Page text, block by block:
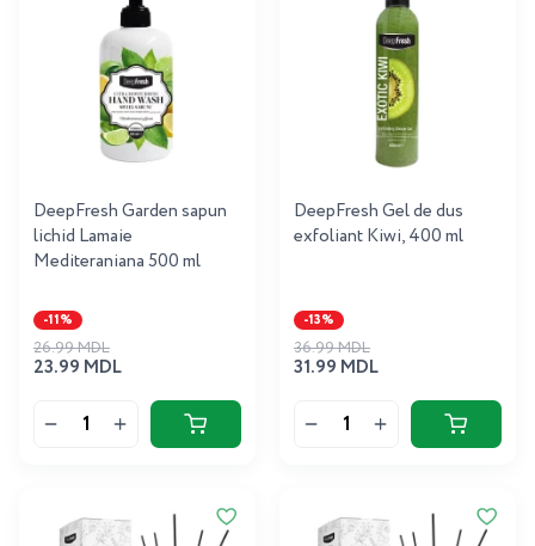
DeepFresh Garden sapun
lichid Lamaie
Mediteraniana 500 ml
-11%
23.99 MDL
26.99 MDL
DeepFresh Gel de dus
exfoliant Kiwi, 400 ml
-13%
31.99 MDL
36.99 MDL